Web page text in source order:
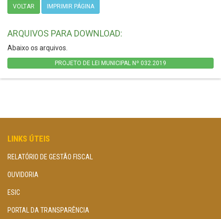
VOLTAR IMPRIMIR PÁGINA
ARQUIVOS PARA DOWNLOAD:
Abaixo os arquivos.
PROJETO DE LEI MUNICIPAL Nº 032.2019
LINKS ÚTEIS
RELATÓRIO DE GESTÃO FISCAL
OUVIDORIA
ESIC
PORTAL DA TRANSPARÊNCIA